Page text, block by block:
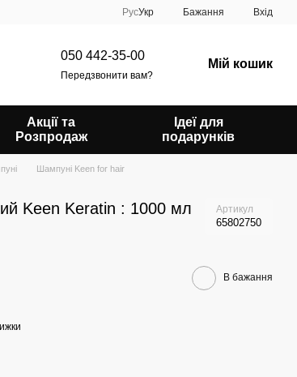
РусУкр Бажання Вхід
050 442-35-00
Передзвонити вам?
Мій кошик
Акції та
Розпродаж
Ідеї для
подарунків
Шампуні Keen for hair
Keen Keratin : 1000 мл Артикул
65802750
В бажання